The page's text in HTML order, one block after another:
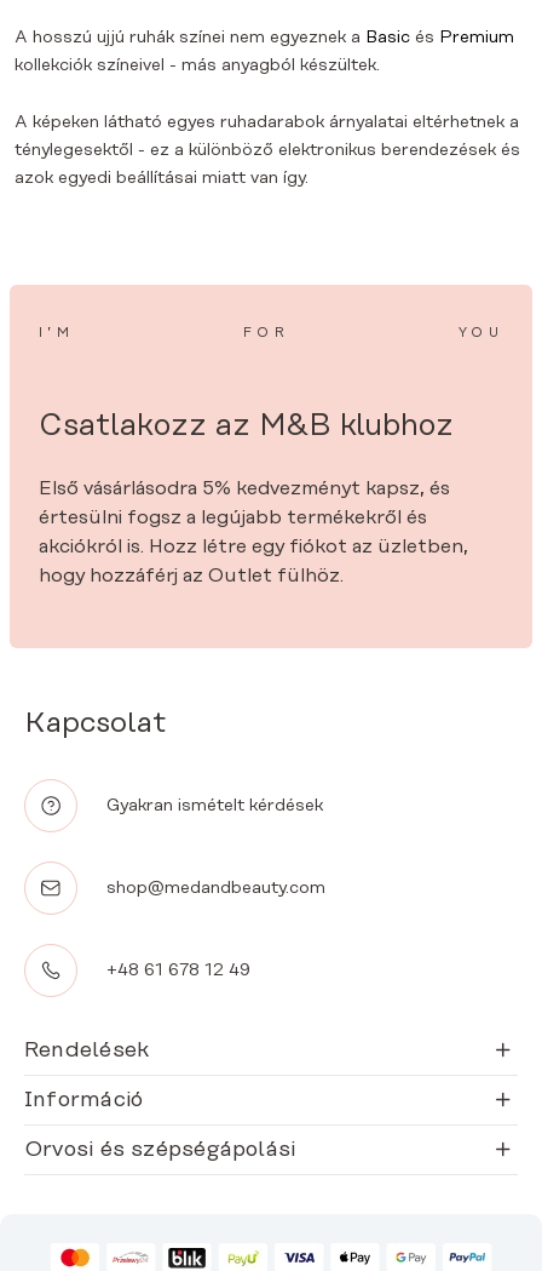
A hosszú ujjú ruhák színei nem egyeznek a Basic és Premium
kollekciók színeivel - más anyagból készültek.
A képeken látható egyes ruhadarabok árnyalatai eltérhetnek a
ténylegesektől - ez a különböző elektronikus berendezések és
azok egyedi beállításai miatt van így.
Kapcsolat
Gyakran ismételt kérdések
shop@medandbeauty.com
+48 61 678 12 49
Rendelések
Információ
Orvosi és szépségápolási
I’M FOR YOU
Csatlakozz az M&B klubhoz
Első vásárlásodra 5% kedvezményt kapsz, és
értesülni fogsz a legújabb termékekről és
akciókról is. Hozz létre egy fiókot az üzletben,
hogy hozzáférj az Outlet fülhöz.